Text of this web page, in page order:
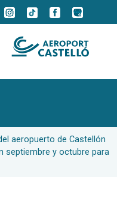
aeropuerto de Castellón
septiembre y octubre para